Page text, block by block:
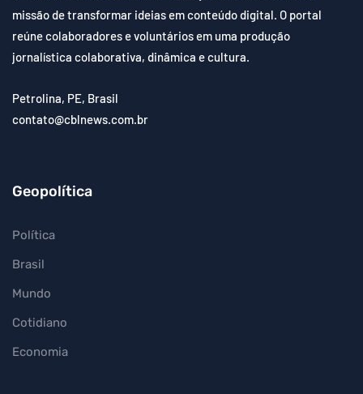
missão de transformar ideias em conteúdo digital. O portal
reúne colaboradores e voluntários em uma produção
jornalística colaborativa, dinâmica e cultura.
Petrolina, PE, Brasil
contato@cblnews.com.br
Geopolítica
Política
Brasil
Mundo
Cotidiano
Economia